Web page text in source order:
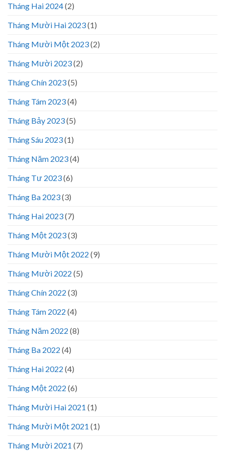
Tháng Hai 2024(2)
Tháng Mười Hai 2023(1)
Tháng Mười Một 2023(2)
Tháng Mười 2023(2)
Tháng Chín 2023(5)
Tháng Tám 2023(4)
Tháng Bảy 2023(5)
Tháng Sáu 2023(1)
Tháng Năm 2023(4)
Tháng Tư 2023(6)
Tháng Ba 2023(3)
Tháng Hai 2023(7)
Tháng Một 2023(3)
Tháng Mười Một 2022 (9)
Tháng Mười 2022 (5)
Tháng Chín 2022 (3)
Tháng Tám 2022 (4)
Tháng Năm 2022 (8)
Tháng Ba 2022 (4)
Tháng Hai 2022 (4)
Tháng Một 2022 (6)
Tháng Mười Hai 2021 (1)
Tháng Mười Một 2021 (1)
Tháng Mười 2021 (7)